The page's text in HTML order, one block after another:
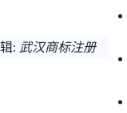
: 武汉商标注册